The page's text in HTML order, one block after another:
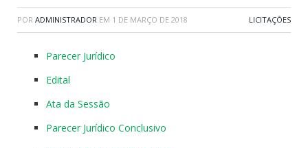
POR ADMINISTRADOR EM 1 DE MARÇO DE 2018 LICITAÇÕES
Parecer Jurídico
Edital
Ata da Sessão
Parecer Jurídico Conclusivo